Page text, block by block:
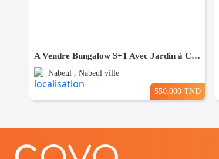
A Vendre Bungalow S+1 Avec Jardin à Club Farah, Nabeul
Nabeul , Nabeul ville
550.000 TND